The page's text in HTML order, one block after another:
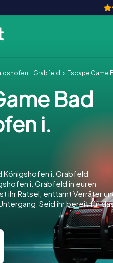
i. Grabfeld Escape Game
Bad
i.
Königshofen i. Grabfeld
i. Grabfeld in euren
ihr Rätsel, enttarnt Verräter
Seid ihr bereit für